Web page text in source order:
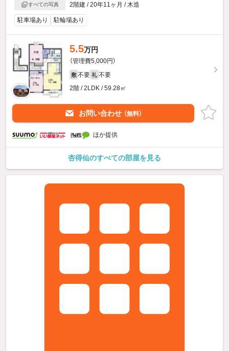
すべての写真
2階建 / 20年11ヶ月 / 木造
駐車場あり 駐輪場あり
5.5万円
（管理費5,000円）
敷 不要 礼 不要
2階 / 2LDK / 59.28㎡
お問い合わせ （無料）
ほか提供
杏得仙のすべての部屋を見る